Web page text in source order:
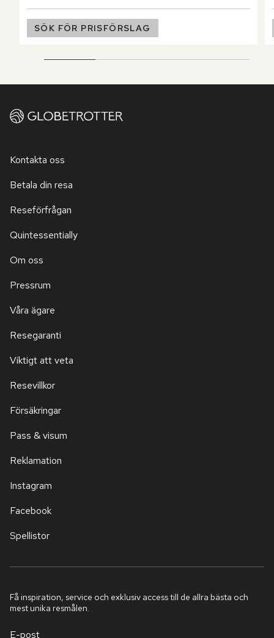
SÖK FÖR PRISFÖRSLAG
Kontakta oss
Betala din resa
Reseförfrågan
Quintessentially
Om oss
Pressrum
Våra ägare
Resegaranti
Viktigt att veta
Resevillkor
Försäkringar
Pass & visum
Reklamation
Instagram
Facebook
Spellistor
Få inspiration, service och exklusiv access till de allra bästa och
mest unika resmålen.
E-post